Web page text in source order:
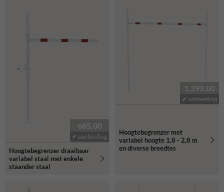
685,00
✔ aanbieding
Hoogtebegrenzer draaibaar
variabel staal met enkele
staander staal
1.292,00
✔ aanbieding
Hoogtebegrenzer met
variabel hoogte 1,8 - 2,8 m
en diverse breedtes